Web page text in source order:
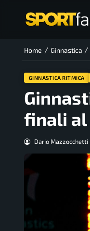
Home / Ginnastica /
GINNASTICA RITMICA
finali al
Dario Mazzocchetti